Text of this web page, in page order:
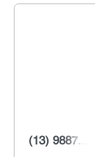
(13) 9887...